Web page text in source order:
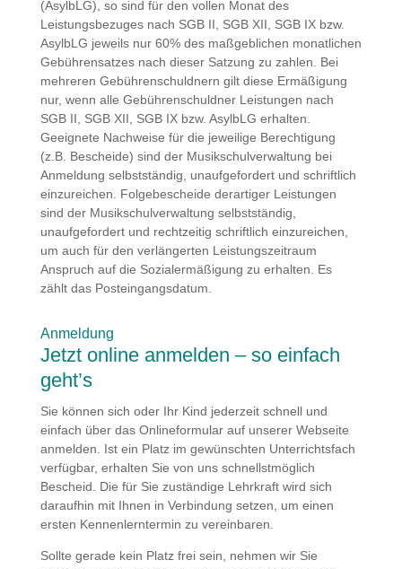
(AsylbLG), so sind für den vollen Monat des
Leistungsbezuges nach SGB II, SGB XII, SGB IX bzw.
AsylbLG jeweils nur 60% des maßgeblichen monatlichen
Gebührensatzes nach dieser Satzung zu zahlen. Bei
mehreren Gebührenschuldnern gilt diese Ermäßigung
nur, wenn alle Gebührenschuldner Leistungen nach
SGB II, SGB XII, SGB IX bzw. AsylbLG erhalten.
Geeignete Nachweise für die jeweilige Berechtigung
(z.B. Bescheide) sind der Musikschulverwaltung bei
Anmeldung selbstständig, unaufgefordert und schriftlich
einzureichen. Folgebescheide derartiger Leistungen
sind der Musikschulverwaltung selbstständig,
unaufgefordert und rechtzeitig schriftlich einzureichen,
um auch für den verlängerten Leistungszeitraum
Anspruch auf die Sozialermäßigung zu erhalten. Es
zählt das Posteingangsdatum.
Anmeldung
Jetzt online anmelden – so einfach
geht’s
Sie können sich oder Ihr Kind jederzeit schnell und
einfach über das Onlineformular auf unserer Webseite
anmelden. Ist ein Platz im gewünschten Unterrichtsfach
verfügbar, erhalten Sie von uns schnellstmöglich
Bescheid. Die für Sie zuständige Lehrkraft wird sich
daraufhin mit Ihnen in Verbindung setzen, um einen
ersten Kennenlerntermin zu vereinbaren.
Sollte gerade kein Platz frei sein, nehmen wir Sie